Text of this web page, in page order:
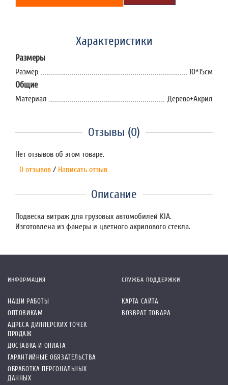
Характеристики
Размеры
Размер 10*15см
Общие
Материал Дерево+Акрил
Отзывы (0)
Нет отзывов об этом товаре.
0 отзывов / Написать отзыв
Описание
Подвеска витраж для грузовых автомобилей KIA.
Изготовлена из фанеры и цветного акрилового стекла.
ИНФОРМАЦИЯ
НАШИ РАБОТЫ
ОПТОВИКАМ
АДРЕСА ДИЛЛЕРСКИХ ТОЧЕК
ПРОДАЖ
ДОСТАВКА И ОПЛАТА
ГАРАНТИЙНЫЕ ОБЯЗАТЕЛЬСТВА
ОБРАБОТКА ПЕРСОНАЛЬНЫХ
ДАННЫХ
СЛУЖБА ПОДДЕРЖКИ
КАРТА САЙТА
ВОЗВРАТ ТОВАРА